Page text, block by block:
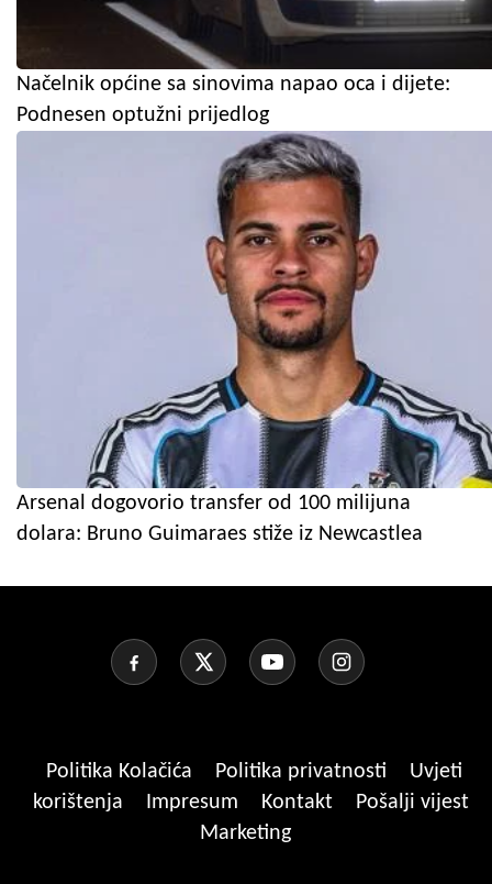
Načelnik općine sa sinovima napao oca i dijete:
Podnesen optužni prijedlog
Arsenal dogovorio transfer od 100 milijuna
dolara: Bruno Guimaraes stiže iz Newcastlea
Politika Kolačića Politika privatnosti
Uvjeti
korištenja
Impresum Kontakt
Pošalji vijest
Marketing